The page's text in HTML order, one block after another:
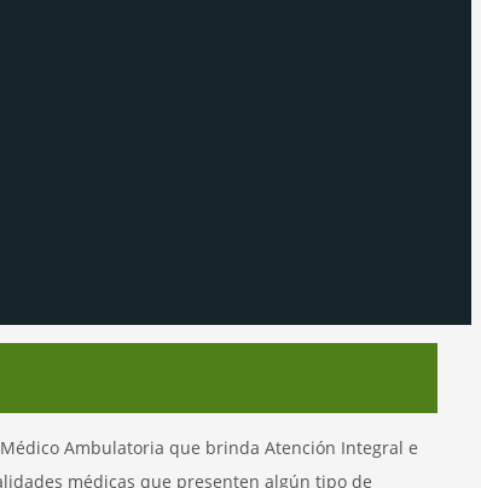
Ambulatoria que brinda Atención Integral e
médicas que presenten algún tipo de